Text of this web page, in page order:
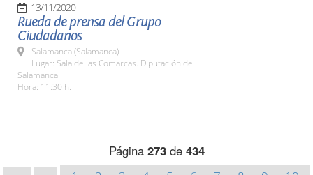
13/11/2020
Rueda de prensa del Grupo
Ciudadanos
Salamanca (Salamanca)
Lugar: Sala de las Comarcas. Diputación de
Salamanca
Hora: 11:30 h.
Página 273de 434